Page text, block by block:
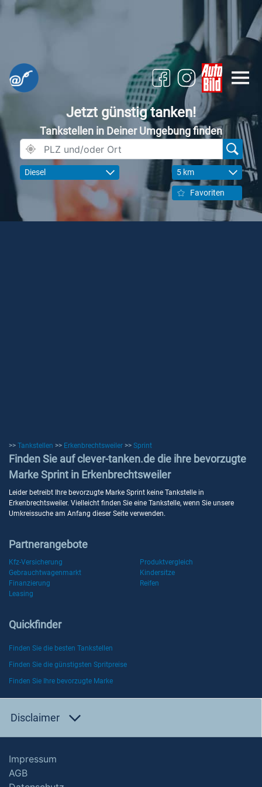
Jetzt günstig tanken!
Tankstellen in Deiner Umgebung finden
Diesel 5 km
Favoriten
>> Tankstellen >> Erkenbrechtsweiler >> Sprint
Finden Sie auf clever-tanken.de die ihre bevorzugte
Marke Sprint in Erkenbrechtsweiler
Leider betreibt Ihre bevorzugte Marke Sprint keine Tankstelle in
Erkenbrechtsweiler. Vielleicht finden Sie eine Tankstelle, wenn Sie unsere
Umkreissuche am Anfang dieser Seite verwenden.
Partnerangebote
Kfz-Versicherung
Produktvergleich
Gebrauchtwagenmarkt
Kindersitze
Finanzierung
Reifen
Leasing
Quickfinder
Finden Sie die besten Tankstellen
Finden Sie die günstigsten Spritpreise
Finden Sie Ihre bevorzugte Marke
Disclaimer
Impressum
AGB